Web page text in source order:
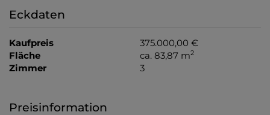
Eckdaten
Kaufpreis
375.000,00 €
Fläche
ca. 83,87 m2
Zimmer 3
Preisinformation